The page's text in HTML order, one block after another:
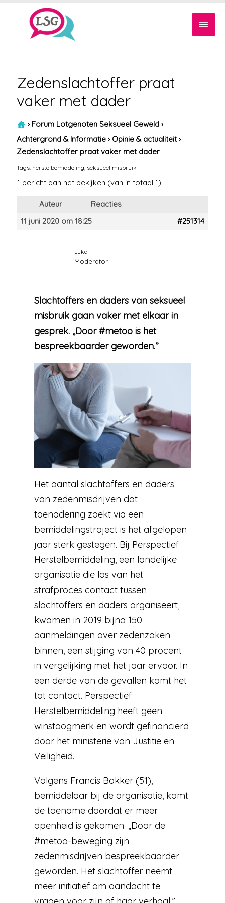
Zedenslachtoffer praat
vaker met dader
› Forum Lotgenoten Seksueel Geweld ›
Achtergrond & Informatie › Opinie & actualiteit ›
Zedenslachtoffer praat vaker met dader
Tags: herstelbemiddeling seksueel misbruik
1 bericht aan het bekijken (van in totaal 1)
Auteur
Reacties
11 juni 2020 om 18:25
#251314
Luka
Moderator
Slachtoffers en daders van seksueel
misbruik gaan vaker met elkaar in
gesprek. „Door #metoo is het
bespreekbaarder geworden.”
Het aantal slachtoffers en daders
van zedenmisdrijven dat
toenadering zoekt via een
bemiddelingstraject is het afgelopen
jaar sterk gestegen. Bij Perspectief
Herstelbemiddeling, een landelijke
organisatie die los van het
strafproces contact tussen
slachtoffers en daders organiseert,
kwamen in 2019 bijna 150
aanmeldingen over zedenzaken
binnen, een stijging van 40 procent
in vergelijking met het jaar ervoor. In
een derde van de gevallen komt het
tot contact. Perspectief
Herstelbemiddeling heeft geen
winstoogmerk en wordt gefinancierd
door het ministerie van Justitie en
Veiligheid.
Volgens Francis Bakker (51),
bemiddelaar bij de organisatie, komt
de toename doordat er meer
openheid is gekomen. „Door de
#metoo-beweging zijn
zedenmisdrijven bespreekbaarder
geworden. Het slachtoffer neemt
meer initiatief om aandacht te